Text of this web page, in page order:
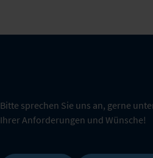
Bitte sprechen Sie uns an, gerne
Ihrer Anforderungen und Wünsche!